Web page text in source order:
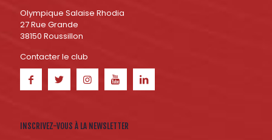
Olympique Salaise Rhodia
27 Rue Grande
38150 Roussillon
Contacter le club
INSCRIVEZ-VOUS À LA NEWSLETTER